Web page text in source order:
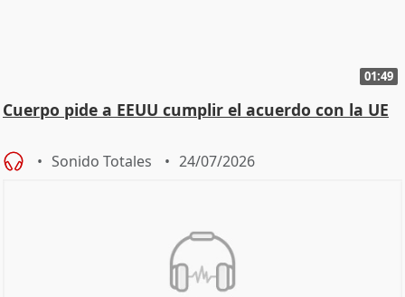
01:49
Cuerpo pide a EEUU cumplir el acuerdo con la UE
Sonido Totales 24/07/2026